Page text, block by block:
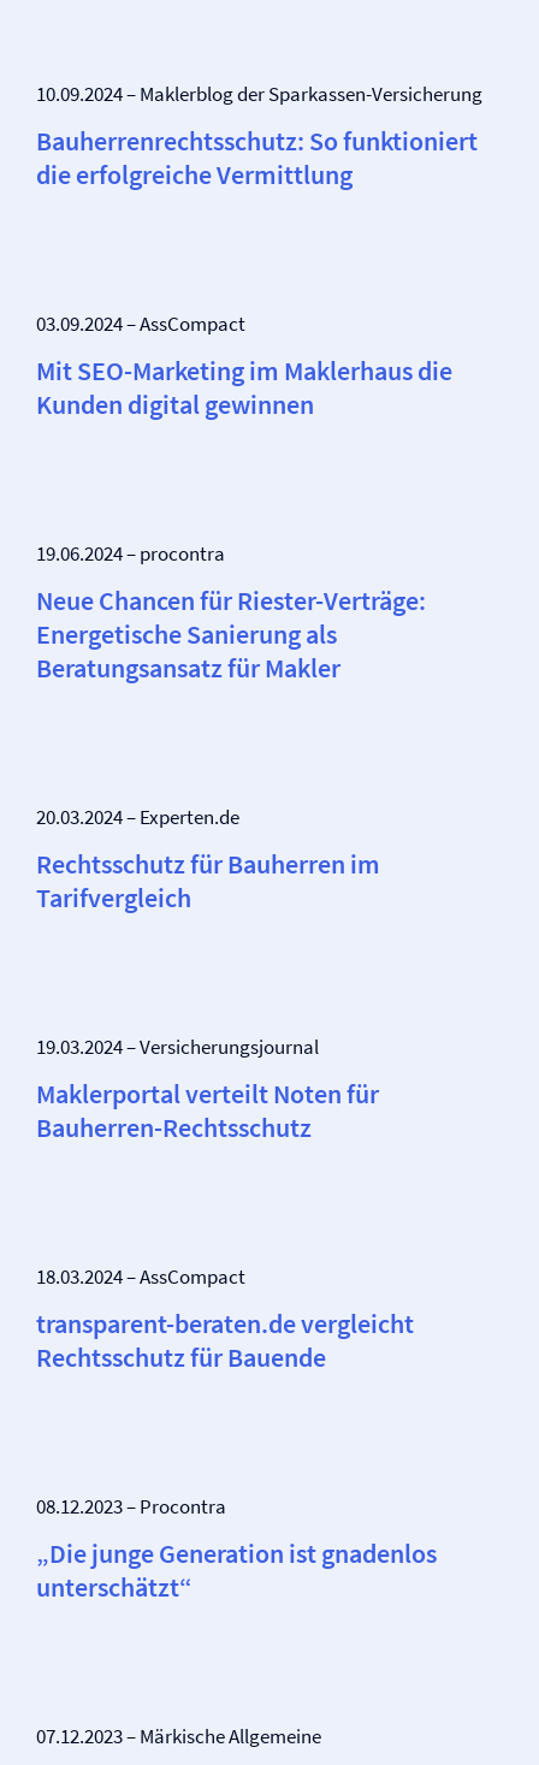
10.09.2024 – Maklerblog der Sparkassen-Versicherung
Bauherren­rechtsschutz: So funktioniert
die erfolgreiche Vermittlung
03.09.2024 – AssCompact
Mit SEO-Marketing im Maklerhaus die
Kunden digital gewinnen
19.06.2024 – procontra
Neue Chancen für Riester-Verträge:
Energetische Sanierung als
Beratungsansatz für Makler
20.03.2024 – Experten.de
Rechtsschutz für Bauherren im
Tarifvergleich
19.03.2024 – Versicherungsjournal
Maklerportal verteilt Noten für
Bauherren-Rechtsschutz
18.03.2024 – AssCompact
transparent-beraten.de vergleicht
Rechtsschutz für Bauende
08.12.2023 – Procontra
„Die junge Generation ist gnadenlos
unterschätzt“
07.12.2023 – Märkische Allgemeine